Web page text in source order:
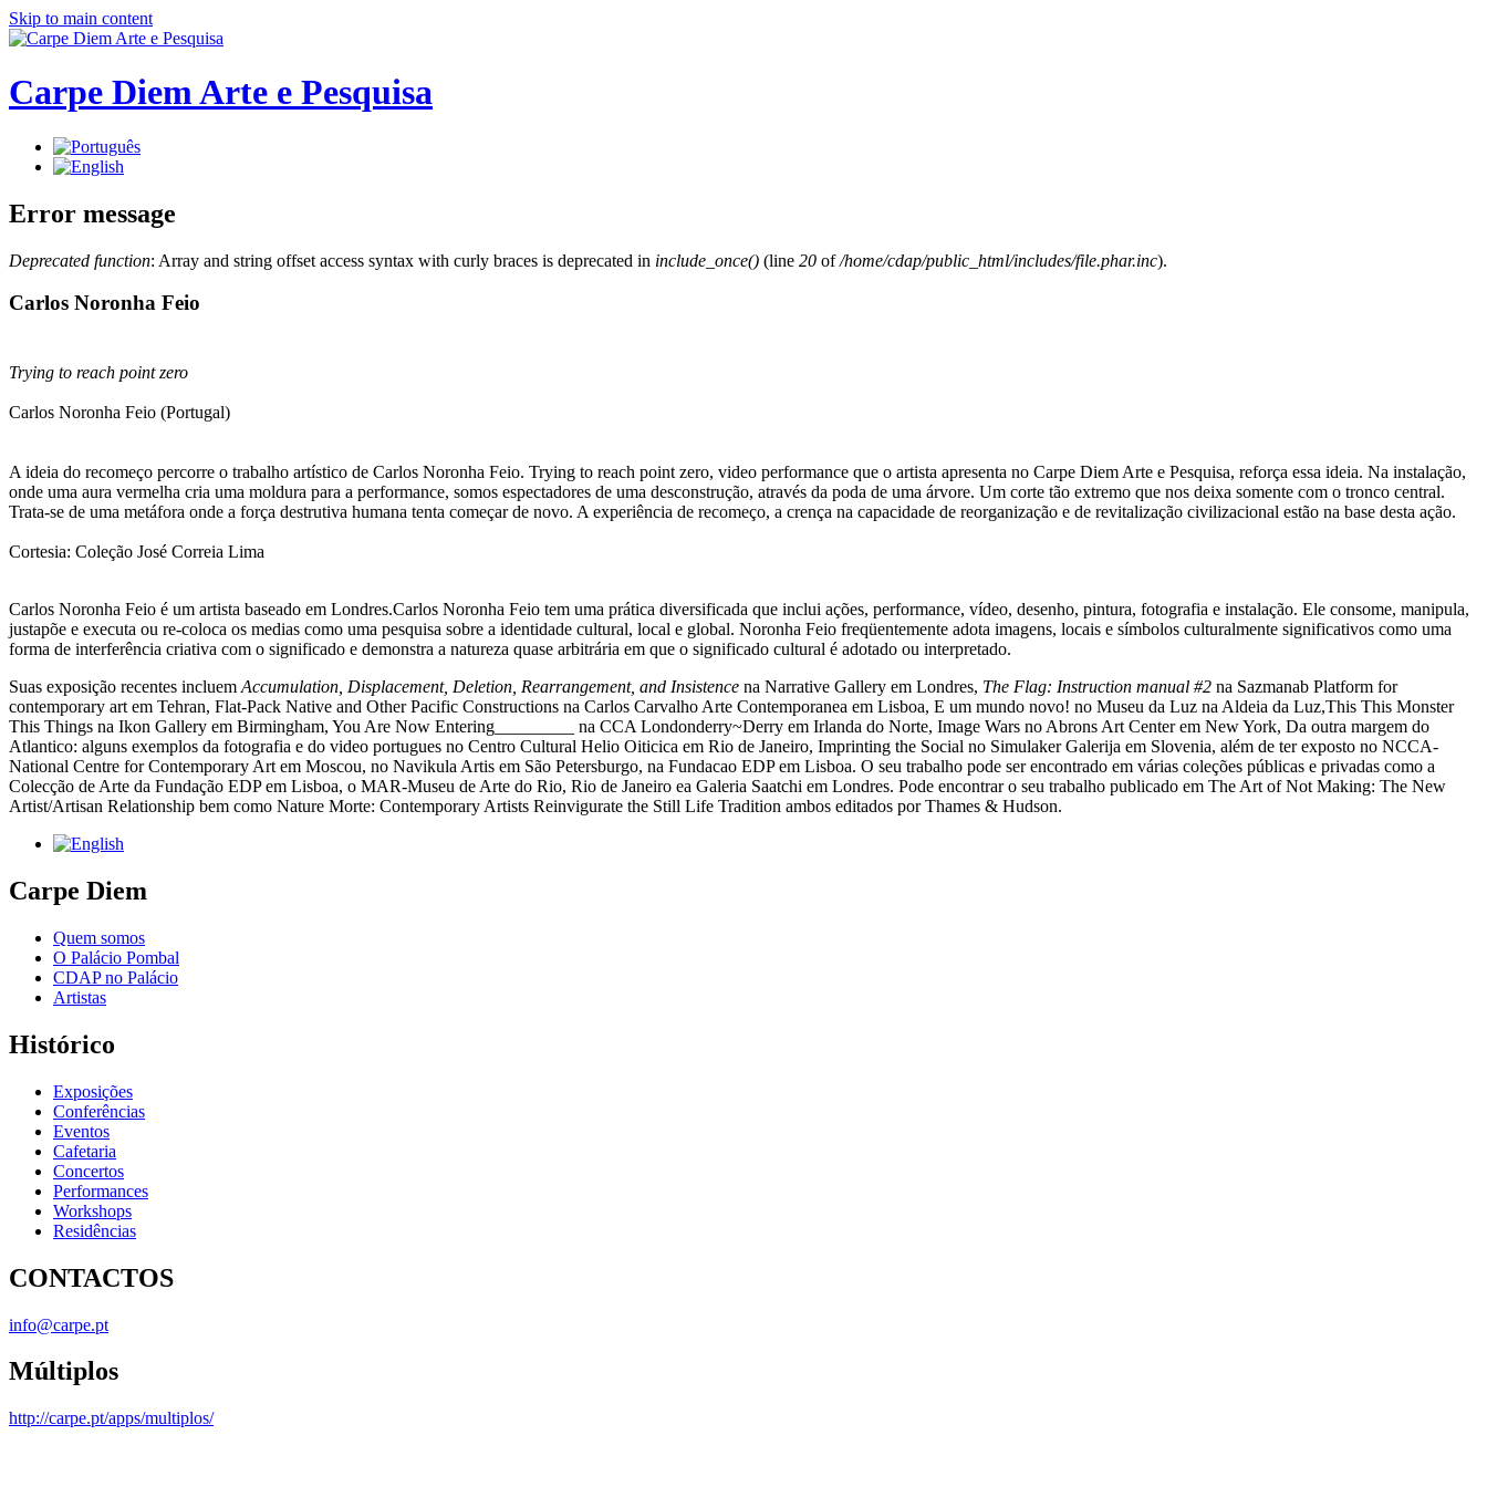
Skip to main content
Carpe Diem Arte e Pesquisa
Error message
Deprecated function: Array and string offset access syntax with curly braces is deprecated in include_once() (line 20 of/home/cdap/public_html/includes/file.phar.inc).
Carlos Noronha Feio
Trying to reach point zero
Carlos Noronha Feio (Portugal)
A ideia do recomeço percorre o trabalho artístico de Carlos Noronha Feio. Trying to reach point zero, video performance que o artista apresenta no Carpe Diem Arte e Pesquisa, reforça essa ideia. Na instalação,
onde uma aura vermelha cria uma moldura para a performance, somos espectadores de uma desconstrução, através da poda de uma árvore. Um corte tão extremo que nos deixa somente com o tronco central.
Trata-se de uma metáfora onde a força destrutiva humana tenta começar de novo. A experiência de recomeço, a crença na capacidade de reorganização e de revitalização civilizacional estão na base desta ação.
Cortesia: Coleção José Correia Lima
Carlos Noronha Feio é um artista baseado em Londres.Carlos Noronha Feio tem uma prática diversificada que inclui ações, performance, vídeo, desenho, pintura, fotografia e instalação. Ele consome, manipula,
justapõe e executa ou re-coloca os medias como uma pesquisa sobre a identidade cultural, local e global. Noronha Feio freqüentemente adota imagens, locais e símbolos culturalmente significativos como uma
forma de interferência criativa com o significado e demonstra a natureza quase arbitrária em que o significado cultural é adotado ou interpretado.
Suas exposição recentes incluem Accumulation, Displacement, Deletion, Rearrangement, and Insistence na Narrative Gallery em Londres, The Flag: Instruction manual #2 na Sazmanab Platform for
contemporary art em Tehran, Flat-Pack Native and Other Pacific Constructions na Carlos Carvalho Arte Contemporanea em Lisboa, E um mundo novo! no Museu da Luz na Aldeia da Luz,This This Monster
This Things na Ikon Gallery em Birmingham, You Are Now Entering_________ na CCA Londonderry~Derry em Irlanda do Norte, Image Wars no Abrons Art Center em New York, Da outra margem do
Atlantico: alguns exemplos da fotografia e do video portugues no Centro Cultural Helio Oiticica em Rio de Janeiro, Imprinting the Social no Simulaker Galerija em Slovenia, além de ter exposto no NCCA-
National Centre for Contemporary Art em Moscou, no Navikula Artis em São Petersburgo, na Fundacao EDP em Lisboa. O seu trabalho pode ser encontrado em várias coleções públicas e privadas como a
Colecção de Arte da Fundação EDP em Lisboa, o MAR-Museu de Arte do Rio, Rio de Janeiro ea Galeria Saatchi em Londres. Pode encontrar o seu trabalho publicado em The Art of Not Making: The New
Artist/Artisan Relationship bem como Nature Morte: Contemporary Artists Reinvigurate the Still Life Tradition ambos editados por Thames & Hudson.
Carpe Diem
Quem somos
O Palácio Pombal
CDAP no Palácio
Artistas
Histórico
Exposições
Conferências
Eventos
Cafetaria
Concertos
Performances
Workshops
Residências
CONTACTOS
info@carpe.pt
Múltiplos
http://carpe.pt/apps/multiplos/